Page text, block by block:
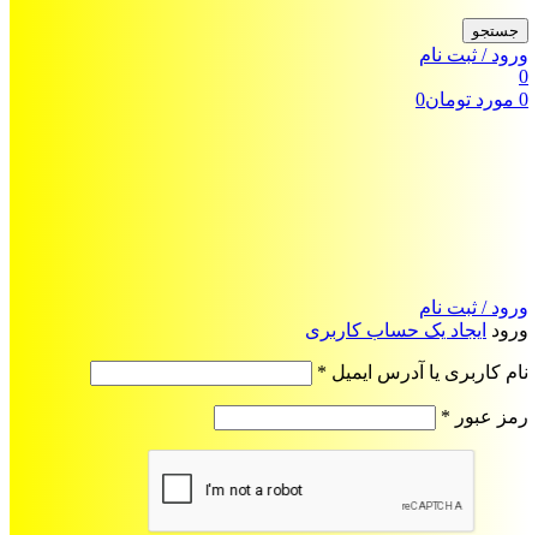
جستجو
ورود / ثبت نام
0
0 مورد تومان0
ورود / ثبت نام
ورود ایجاد یک حساب کاربری
نام کاربری یا آدرس ایمیل *
رمز عبور *